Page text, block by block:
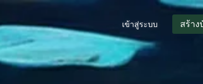
เข้าสู่ระบบ สร้า